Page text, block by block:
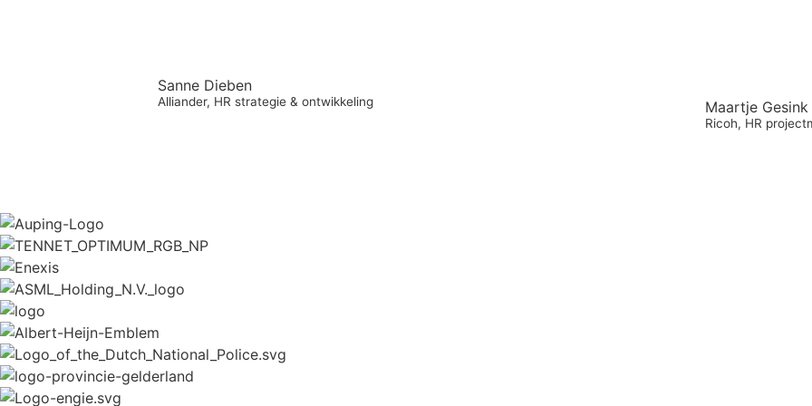
Sanne Dieben
Alliander, HR strategie & ontwikkeling Maartje Gesink
Ricoh, HR